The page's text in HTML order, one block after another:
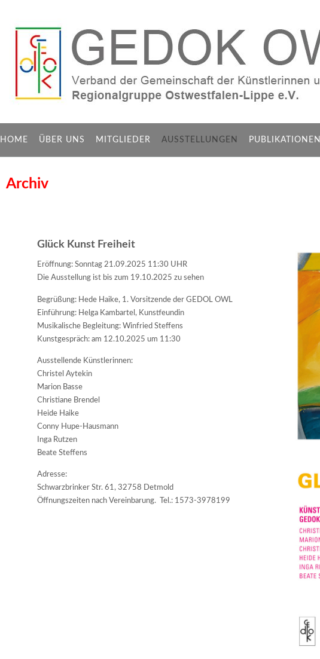
HOME ÜBER UNS MITGLIEDER AUSSTELLUNGEN PUBLIKATIONEN
Archiv
Glück Kunst Freiheit
Eröffnung: Sonntag 21.09.2025 11:30 UHR
Die Ausstellung ist bis zum 19.10.2025 zu sehen
Begrüßung: Hede Haike, 1. Vorsitzende der GEDOL OWL
Einführung: Helga Kambartel, Kunstfeundin
Musikalische Begleitung: Winfried Steffens
Kunstgespräch: am 12.10.2025 um 11:30
Ausstellende Künstlerinnen:
Christel Aytekin
Marion Basse
Christiane Brendel
Heide Haike
Conny Hupe-Hausmann
Inga Rutzen
Beate Steffens
Adresse:
Schwarzbrinker Str. 61, 32758 Detmold
Öffnungszeiten nach Vereinbarung. Tel.: 1573-3978199